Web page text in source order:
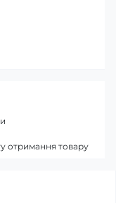
отримання товару